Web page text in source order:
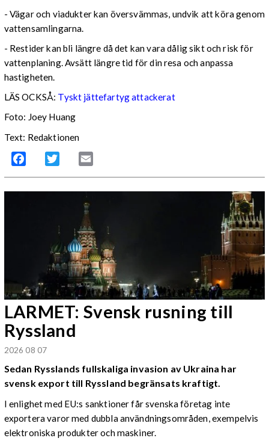
- Vägar och viadukter kan översvämmas, undvik att köra genom
vattensamlingarna.
- Restider kan bli längre då det kan vara dålig sikt och risk för
vattenplaning. Avsätt längre tid för din resa och anpassa
hastigheten.
LÄS OCKSÅ: Tyskt jättefartyg attackerat
Foto: Joey Huang
Text: Redaktionen
Facebook Twitter
LARMET: Svensk rusning till
Ryssland
2026 08 07
Sedan Rysslands fullskaliga invasion av Ukraina har
svensk export till Ryssland begränsats kraftigt.
I enlighet med EU:s sanktioner får svenska företag inte
exportera varor med dubbla användningsområden, exempelvis
elektroniska produkter och maskiner.